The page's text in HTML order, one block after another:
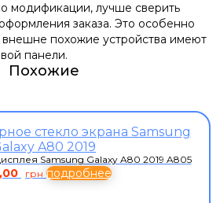
модификации, лучше сверить
заказа. Это особенно
похожие устройства имеют
панели.
Похожие
Samsung Galaxy A80 2019 A805
грн подробнее